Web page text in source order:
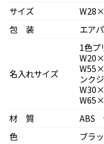
サイズ
包 装
エア
名入れサイズ
1色プ
ンク
材 質
ABS
色
ブラ